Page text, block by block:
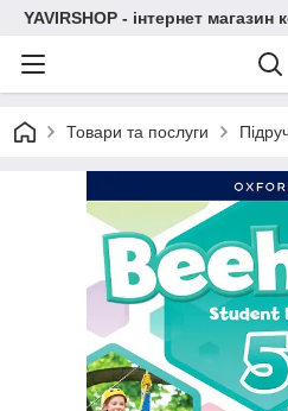
YAVIRSHOP - інтернет магазин
Товари та послуги